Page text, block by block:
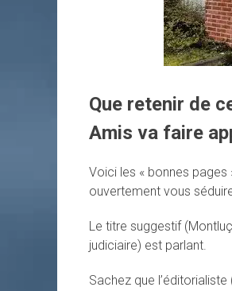
Que retenir de
Amis va faire
Voici les « bonnes pages
ouvertement vous
Le titre suggestif
judiciaire) est parlant.
Sachez que